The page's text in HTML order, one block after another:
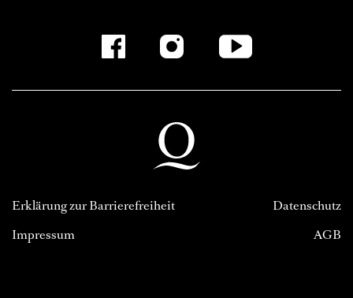
Erklärung zur Barrierefreiheit
Impressum
Datenschutz
AGB